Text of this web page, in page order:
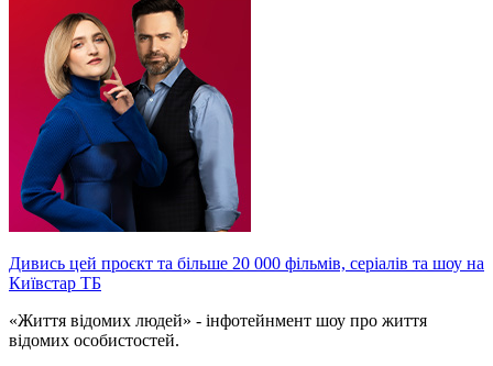
Дивись цей проєкт та більше 20 000 фільмів, серіалів та шоу на
Київстар ТБ
«Життя відомих людей» - інфотейнмент шоу про життя
відомих особистостей.